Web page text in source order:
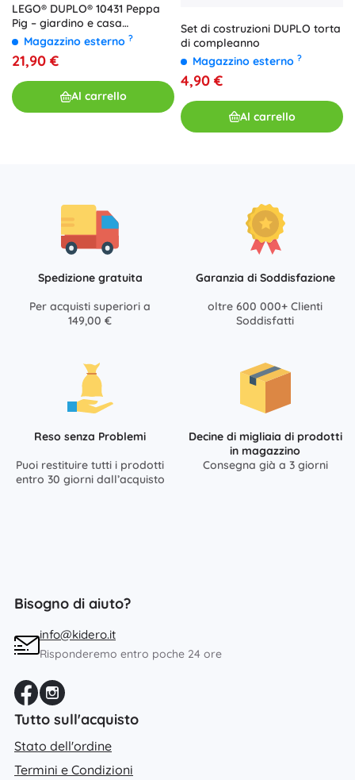
LEGO® DUPLO® 10431 Peppa
Pig – giardino e casa
sull’albero
Magazzino esterno ?
21,90 €
Al carrello
Set di costruzioni DUPLO torta
di compleanno
Magazzino esterno ?
4,90 €
Al carrello
Spedizione gratuita
Per acquisti superiori a
149,00 €
Garanzia di Soddisfazione
oltre 600 000+ Clienti
Soddisfatti
Reso senza Problemi
Puoi restituire tutti i prodotti
entro 30 giorni dall’acquisto
Decine di migliaia di prodotti
in magazzino
Consegna già a 3 giorni
Bisogno di aiuto?
info@kidero.it
Risponderemo entro poche 24 ore
Tutto sull'acquisto
Stato dell'ordine
Termini e Condizioni